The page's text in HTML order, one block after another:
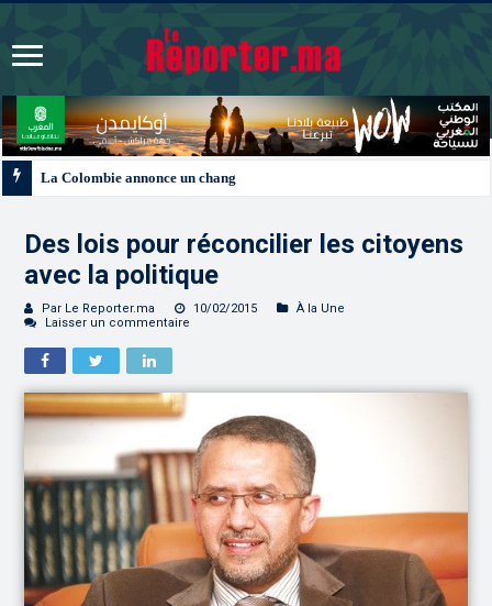
Des lois pour réconcilier les citoyens
avec la politique
Par Le Reporter.ma 10/02/2015
À la Une
Laisser un commentaire